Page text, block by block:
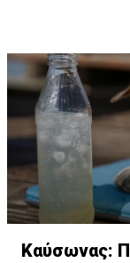
Καύσωνας: